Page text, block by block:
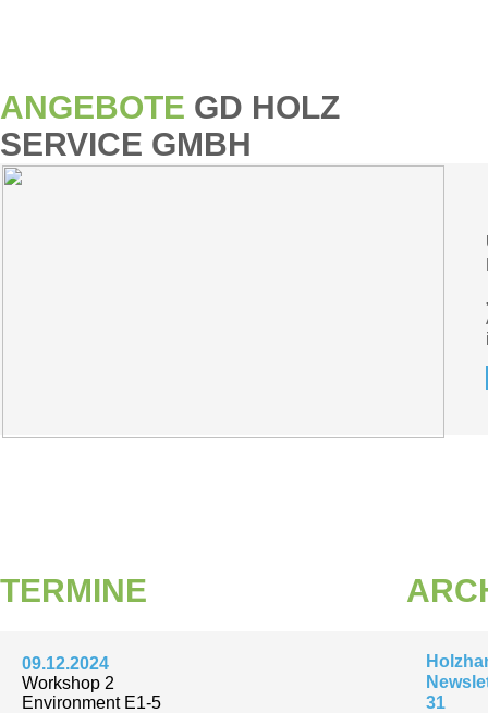
ANGEBOTE GD HOLZ
SERVICE GMBH
TERMINE
09.12.2024
Workshop 2
Environment E1-5
31